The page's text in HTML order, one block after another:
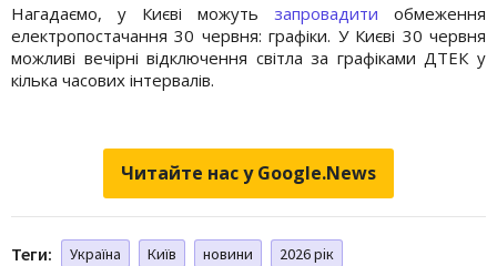
Нагадаємо, у Києві можуть запровадити обмеження
електропостачання 30 червня: графіки. У Києві 30 червня
можливі вечірні відключення світла за графіками ДТЕК у
кілька часових інтервалів.
Читайте нас у Google.News
Теги: Україна Київ новини 2026 рік